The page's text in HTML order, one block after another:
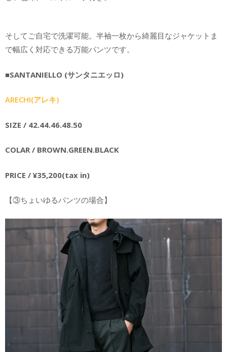
そしてご自宅で洗濯可能。半袖一枚から綺麗目なジャケットま
で幅広く対応できる万能パンツです。
■SANTANIELLO (サンタニエッロ)
ARECHI(アレキ)
SIZE / 42.44.46.48.50
COLAR / BROWN.GREEN.BLACK
PRICE / ¥35,200(tax in)
【③ちょいゆるパンツの場合】